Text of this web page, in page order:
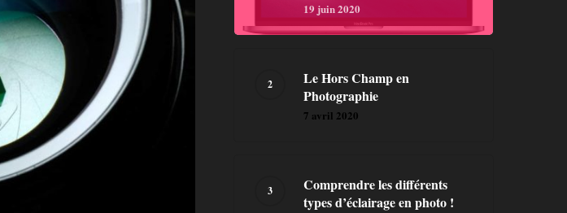
19 juin 2020
Le Hors Champ en
Photographie
7 avril 2020
Comprendre les différents
types d’éclairage en photo !